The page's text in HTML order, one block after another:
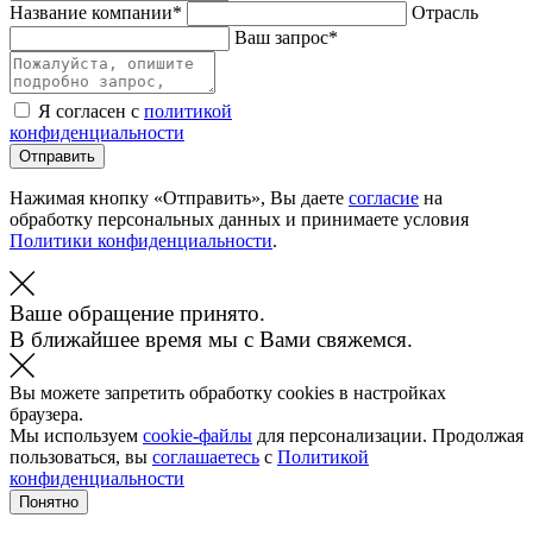
Название компании*
Отрасль
Ваш запрос*
Я согласен с политикой
конфиденциальности
Отправить
Нажимая кнопку «Отправить», Вы даете согласие на
обработку персональных данных и принимаете условия
Политики конфиденциальности.
Ваше обращение принято.
В ближайшее время мы с Вами свяжемся.
Вы можете запретить обработку cookies в настройках
браузера.
Мы используем cookie-файлы для персонализации. Продолжая
пользоваться, вы соглашаетесь с Политикой
конфиденциальности
Понятно